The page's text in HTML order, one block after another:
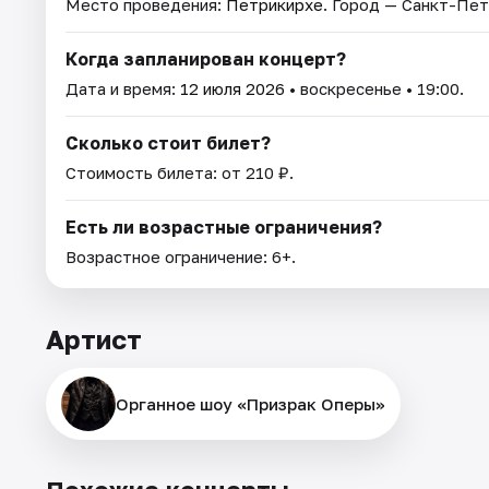
Место проведения: Петрикирхе. Город — Санкт-
Когда запланирован концерт?
Дата и время: 12 июля 2026 • воскресенье • 19:00.
Сколько стоит билет?
Стоимость билета: от 210 ₽.
Есть ли возрастные ограничения?
Возрастное ограничение: 6+.
Артист
Органное шоу «Призрак Оперы»